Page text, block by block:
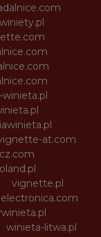
winieta.pl
at.com
vignette.pl
winieta-litwa.pl